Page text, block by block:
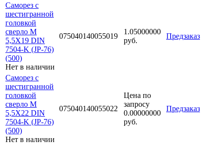
Саморез с
шестигранной
головкой
сверло М
5,5Х19 DIN
7504-K (JP-76)
(500)
Нет в наличии
075040140055019
1.05000000
руб.
Предзаказ
Саморез с
шестигранной
головкой
сверло М
5,5Х22 DIN
7504-K (JP-76)
(500)
Нет в наличии
075040140055022
Цена по
запросу
0.00000000
руб.
Предзаказ